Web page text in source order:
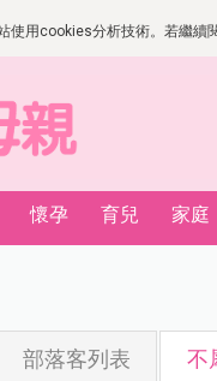
使用cookies分析技術。若繼
懷孕 育兒 家庭
部落客列表 不